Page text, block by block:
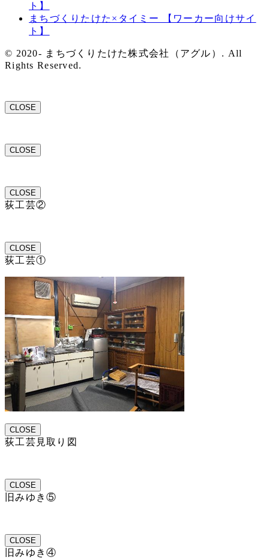
ト】
まちづくりたけた×タイミー 【ワーカー向けサイ
ト】
© 2020- まちづくりたけた株式会社（アグル）. All
Rights Reserved.
CLOSE
CLOSE
CLOSE
荻工芸②
CLOSE
荻工芸①
CLOSE
荻工芸見取り図
CLOSE
旧みゆき⑤
CLOSE
旧みゆき④